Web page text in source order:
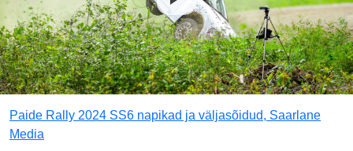
Paide Rally 2024 SS6 napikad ja väljasõidud, Saarlane
Media